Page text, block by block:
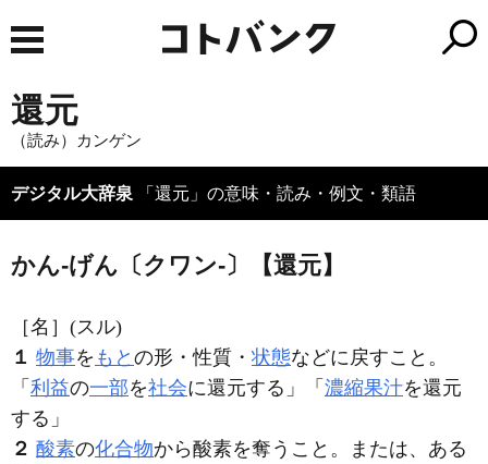
還元
（読み）カンゲン
デジタル大辞泉 「還元」の意味・読み・例文・類語
かん‐げん〔クワン‐〕【還元】
［名］ (スル)
１ 物事を もと の形・性質・ 状態などに戻すこと。
「 利益の一部を社会に還元する」「 濃縮果汁を還元
する」
２ 酸素の化合物から酸素を奪うこと。または、ある